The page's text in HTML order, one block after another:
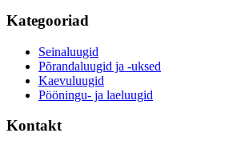
Kategooriad
Seinaluugid
Põrandaluugid ja -uksed
Kaevuluugid
Pööningu- ja laeluugid
Kontakt